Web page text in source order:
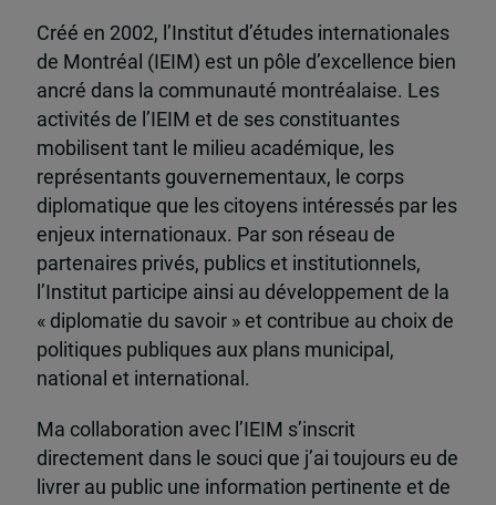
Créé en 2002, l’Institut d’études internationales
de Montréal (IEIM) est un pôle d’excellence bien
ancré dans la communauté montréalaise. Les
activités de l’IEIM et de ses constituantes
mobilisent tant le milieu académique, les
représentants gouvernementaux, le corps
diplomatique que les citoyens intéressés par les
enjeux internationaux. Par son réseau de
partenaires privés, publics et institutionnels,
l’Institut participe ainsi au développement de la
« diplomatie du savoir » et contribue au choix de
politiques publiques aux plans municipal,
national et international.
Ma collaboration avec l’IEIM s’inscrit
directement dans le souci que j’ai toujours eu de
livrer au public une information pertinente et de